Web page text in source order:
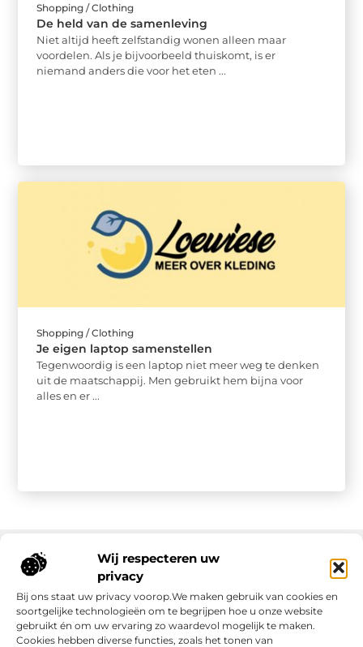
Wij respecteren uw
privacy
Bij ons staat uw privacy voorop.We maken gebruik van cookies en
soortgelijke technologieën om te begrijpen hoe u onze website
gebruikt én om uw ervaring zo waardevol mogelijk te maken.
Cookies hebben diverse functies, zoals het tonen van
Shopping / Clothing
De held van de samenleving
Niet altijd heeft zelfstandig wonen alleen maar
voordelen. Als je bijvoorbeeld thuiskomt, is er
niemand anders die voor het eten ...
Shopping / Clothing
Je eigen laptop samenstellen
Tegenwoordig is een laptop niet meer weg te denken
uit de maatschappij. Men gebruikt hem bijna voor
alles en er ...
Onze informatie